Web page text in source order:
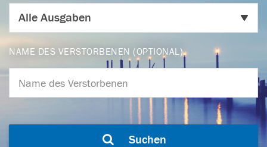
NAME DES VERSTORBENEN (OPTIONAL)
Suchen